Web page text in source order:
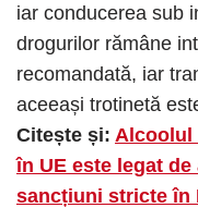
iar conducerea sub
drogurilor rămâne
recomandată, iar
aceeași trotinetă
Citește și: Alcoolul
în UE este legat
sancțiuni stricte în